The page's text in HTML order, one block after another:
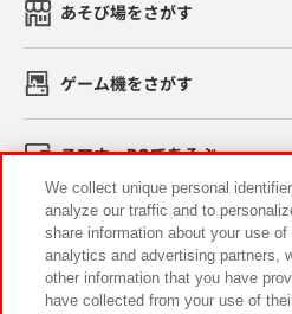
あそび場をさがす
ゲーム機をさがす
スマホ・PCであそぶ
イベント・キャンペーン
We collect unique personal
analyze our traffic and to
share information about your use
analytics and advertising partners,
other information that you have
have collected from your use of